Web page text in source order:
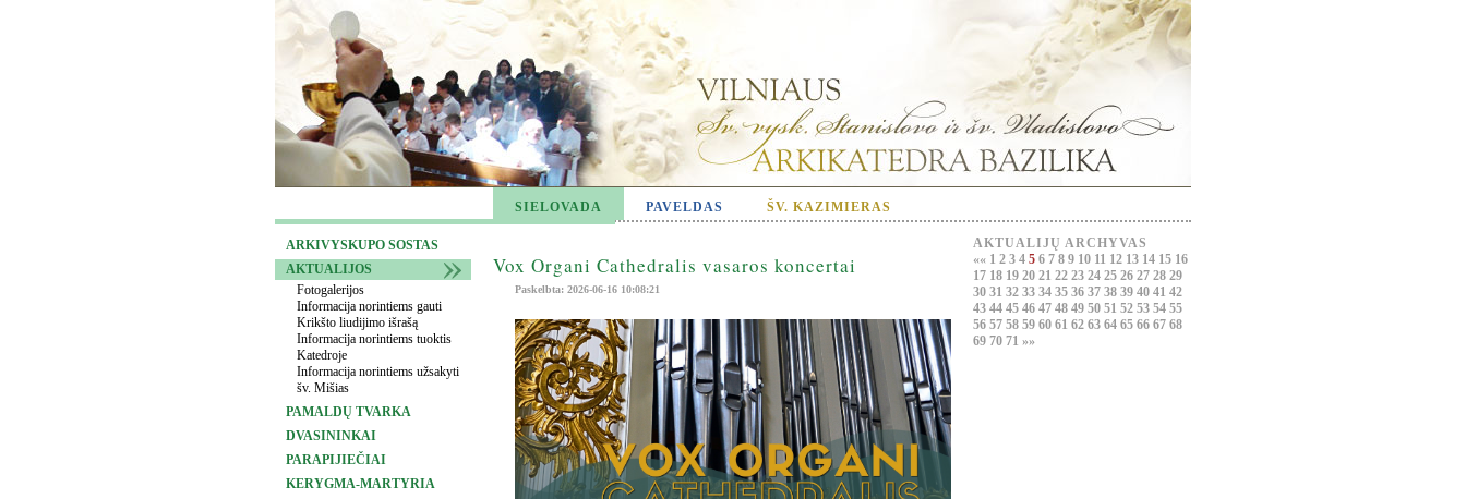
SIELOVADA PAVELDAS ŠV. KAZIMIERAS
ARKIVYSKUPO SOSTAS
AKTUALIJOS
Fotogalerijos
Informacija norintiems gauti
Krikšto liudijimo išrašą
Informacija norintiems tuoktis
Katedroje
Informacija norintiems užsakyti
šv. Mišias
PAMALDŲ TVARKA
DVASININKAI
PARAPIJIEČIAI
KERYGMA-MARTYRIA
Vox Organi Cathedralis vasaros koncertai
Paskelbta: 2026-06-16 10:08:21
AKTUALIJŲ ARCHYVAS
«« 1 2 3 4 5 6 7 8 9 10 11 12 13 14 15 16
17 18 19 20 21 22 23 24 25 26 27 28 29
30 31 32 33 34 35 36 37 38 39 40 41 42
43 44 45 46 47 48 49 50 51 52 53 54 55
56 57 58 59 60 61 62 63 64 65 66 67 68
69 70 71 »»